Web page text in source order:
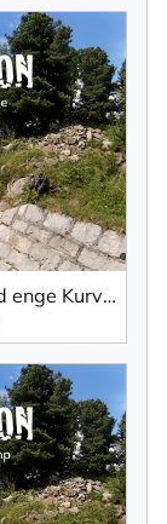
Staller Sattel, 2052 Meter: steile und enge Kurven, – daher einspurig und durch Ampeln geregelt.